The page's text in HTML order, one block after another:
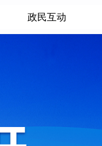
政民互动